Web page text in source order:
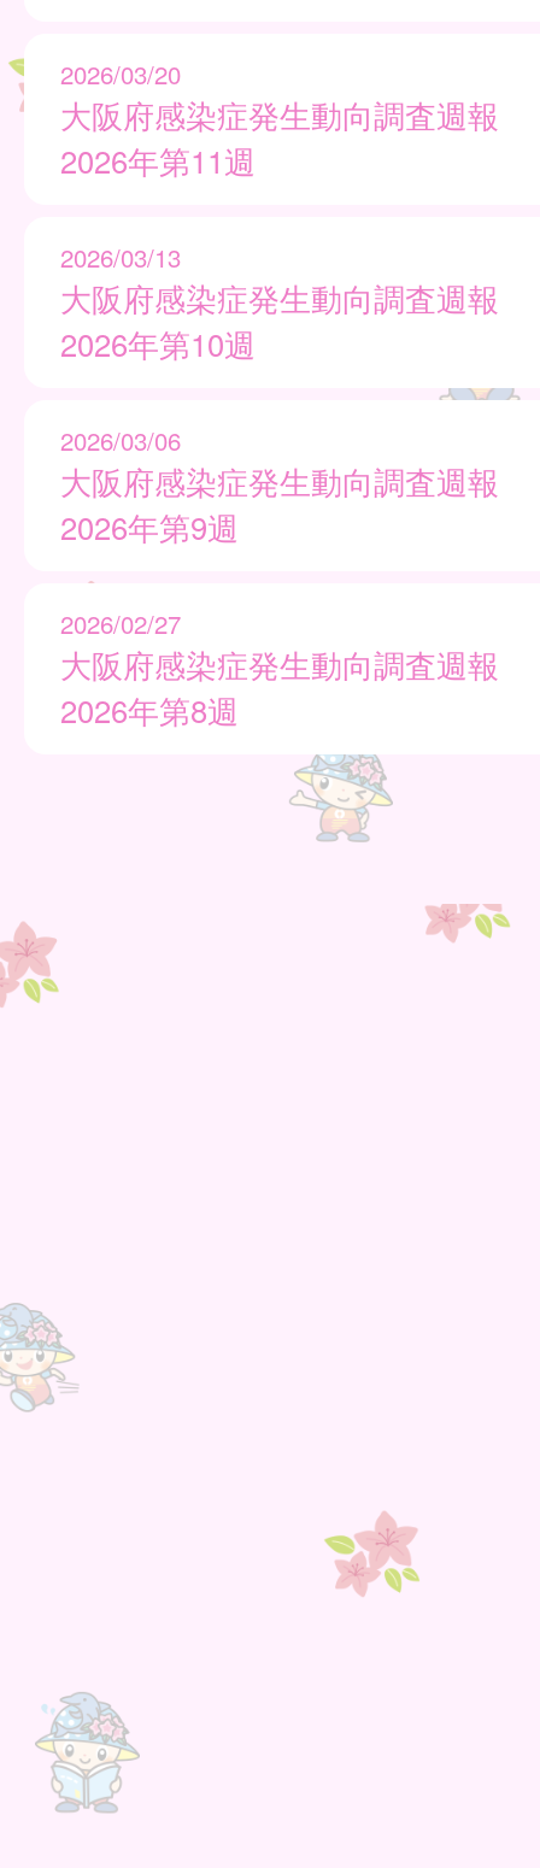
2026/03/20
大阪府感染症発生動向調査週報
2026年第11週
2026/03/13
大阪府感染症発生動向調査週報
2026年第10週
2026/03/06
大阪府感染症発生動向調査週報
2026年第9週
2026/02/27
大阪府感染症発生動向調査週報
2026年第8週